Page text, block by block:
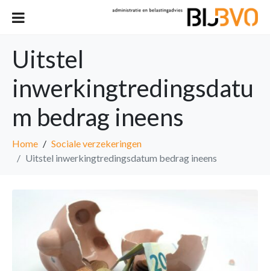
Uitstel
inwerkingtredingsdatu
m bedrag ineens
Home
Sociale verzekeringen
Uitstel inwerkingtredingsdatum bedrag ineens